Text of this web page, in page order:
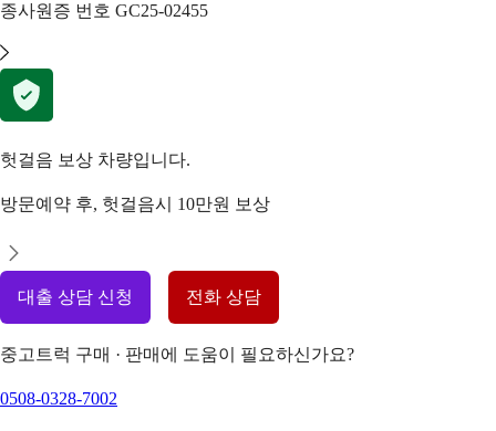
종사원증 번호 GC25-02455
헛걸음 보상 차량입니다.
방문예약 후, 헛걸음시 10만원 보상
대출 상담 신청 전화 상담
중고트럭 구매 · 판매에 도움이 필요하신가요?
0508-0328-7002